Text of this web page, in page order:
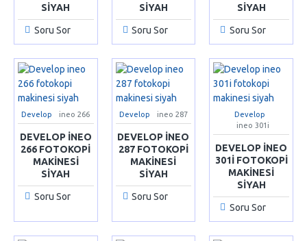
SIYAH
Soru Sor
SIYAH
Soru Sor
SIYAH
Soru Sor
Develop ineo 266
DEVELOP INEO
266 FOTOKOPI
MAKINESI
SIYAH
Soru Sor
Develop ineo 287
DEVELOP INEO
287 FOTOKOPI
MAKINESI
SIYAH
Soru Sor
Develop
ineo 301i
DEVELOP INEO
301I FOTOKOPI
MAKINESI
SIYAH
Soru Sor